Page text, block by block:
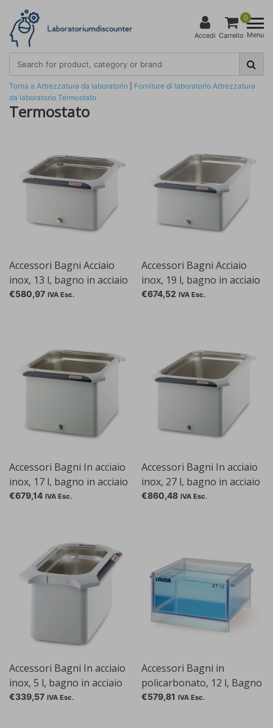
Accedi
0
Carrello Menu
Torna a Attrezzatura da laboratorio Forniture di laboratorio Attrezzatura
da laboratorio Termostato
Termostato
Accessori Bagni Acciaio
inox, 13 l, bagno in acciaio
inox 13 l
€580,97 IVA Esc.
Accessori Bagni Acciaio
inox, 19 l, bagno in acciaio
inox 19 l
€674,52 IVA Esc.
Accessori Bagni In acciaio
inox, 17 l, bagno in acciaio
inox 17 l
€679,14 IVA Esc.
Accessori Bagni In acciaio
inox, 27 l, bagno in acciaio
inox 27 l
€860,48 IVA Esc.
Accessori Bagni In acciaio
inox, 5 l, bagno in acciaio
inox 5 l
€339,57 IVA Esc.
Accessori Bagni in
policarbonato, 12 l, Bagno
12 l
€579,81 IVA Esc.